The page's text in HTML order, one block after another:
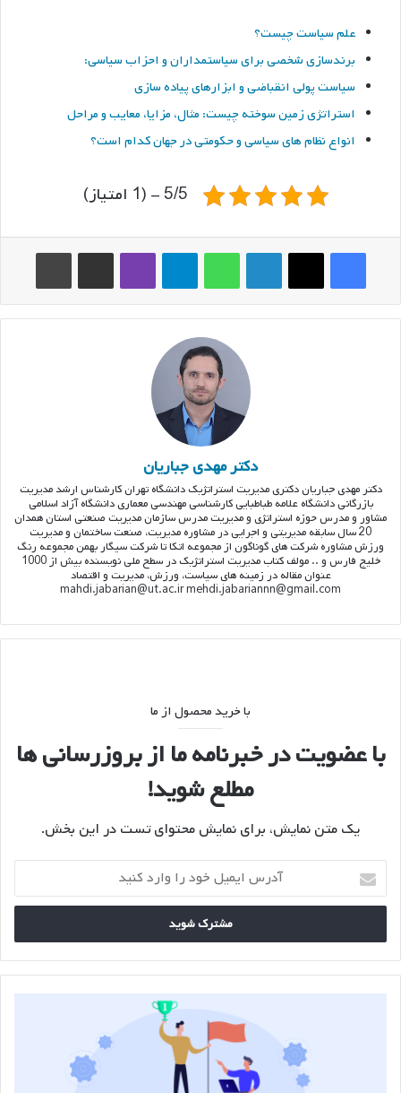
علم سیاست چیست؟
برندسازی شخصی برای سیاستمداران و احزاب سیاسی:
سیاست پولی انقباضی و ابزارهای پیاده سازی
استراتژی زمین سوخته چیست: مثال، مزایا، معایب و مراحل
انواع نظام های سیاسی و حکومتی در جهان کدام است؟
5/5 - (1 امتیاز)
فیس بوک ایکس لینکدین واتس آپ تلگرام وایبر اشتراک گذاری از طریق ایمیل چاپ
دکتر مهدی جباریان
دکتر مهدی جباریان دکتری مدیریت استراتژیک دانشگاه تهران کارشناس ارشد مدیریت
بازرگانی دانشگاه علامه طباطبایی کارشناسی مهندسی معماری دانشگاه آزاد اسلامی
مشاور و مدرس حوزه استراتژی و مدیریت مدرس سازمان مدیریت صنعتی استان همدان
20 سال سابقه مدیریتی و اجرایی در مشاوره مدیریت، صنعت ساختمان و مدیریت
ورزش مشاوره شرکت های گوناگون از مجموعه اتکا تا شرکت سیگار بهمن مجموعه رنگ
خلیج فارس و .. مولف کتاب مدیریت استراتژیک در سطح ملی نویسنده بیش از 1000
عنوان مقاله در زمینه های سیاست، ورزش، مدیریت و اقتصاد
mahdi.jabarian@ut.ac.ir mehdi.jabariannn@gmail.com
با خرید محصول از ما
با عضویت در خبرنامه ما از بروزرسانی ها
مطلع شوید!
یک متن نمایش، برای نمایش محتوای تست در این بخش.
آدرس
ایمیل
خود
را
کنید